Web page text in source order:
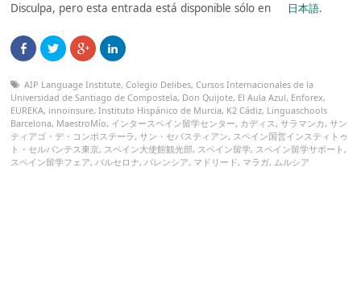
Disculpa, pero esta entrada está disponible sólo en 日本語.
AIP Language Institute,Colegio Delibes,Cursos Internacionales de la
Universidad de Santiago de Compostela, Don Quijote, El Aula Azul, Enforex,
EUREKA, innoinsure,Instituto Hispánico de Murcia, K2 Cádiz, Linguaschools
Barcelona, MaestroMío, インタースペイン留学センター, カディス , サラマンカ , サン
ティアゴ・デ・コンポステーラ , サン・セバスティアン, スペイン国営インスティトゥ
ト・セルバンテス東京, スペイン大使館観光部, スペイン留学, スペイン留学サポート ,
スペイン留学フェア, バルセロナ, バレンシア, マドリード, マラガ, ムルシア